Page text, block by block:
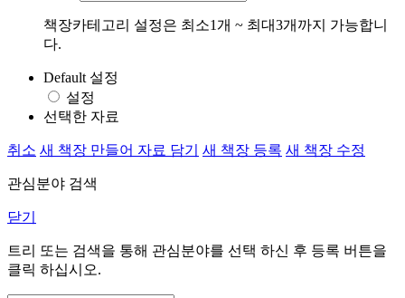
책장카테고리 설정은 최소1개 ~ 최대3개까지 가능합니
다.
Default 설정
설정
선택한 자료
취소 새 책장 만들어 자료 담기 새 책장 등록 새 책장 수정
관심분야 검색
닫기
트리 또는 검색을 통해 관심분야를 선택 하신 후 등록 버튼을
클릭 하십시오.